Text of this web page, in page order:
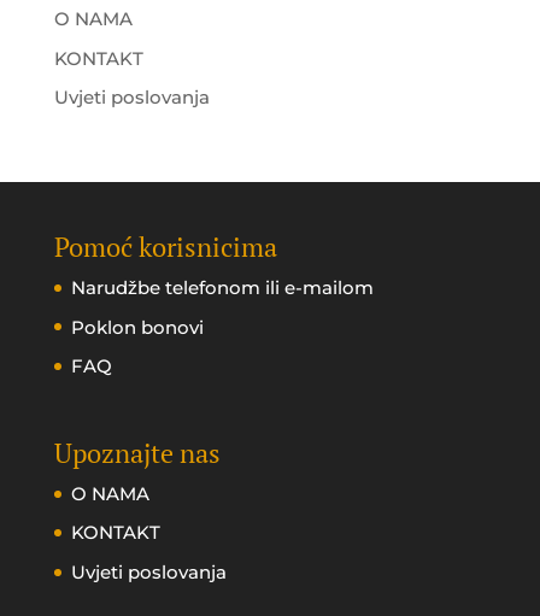
O NAMA
KONTAKT
Uvjeti poslovanja
Pomoć korisnicima
Narudžbe telefonom ili e-mailom
Poklon bonovi
FAQ
Upoznajte nas
O NAMA
KONTAKT
Uvjeti poslovanja